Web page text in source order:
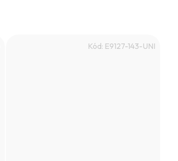
Kód: E9127-143-UNI